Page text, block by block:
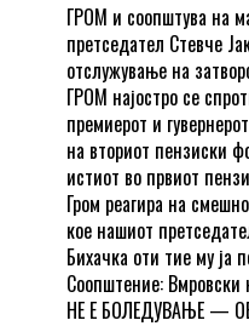
ГРОМ и соопштува на
претседател Стевче
отслужување на
ГРОМ најостро се
премиерот и
на вториот пензиски
истиот во првиот
Гром реагира на
кое нашиот
Бихачка оти тие му ја
Соопштение:
НЕ Е БОЛЕДУВАЊЕ —